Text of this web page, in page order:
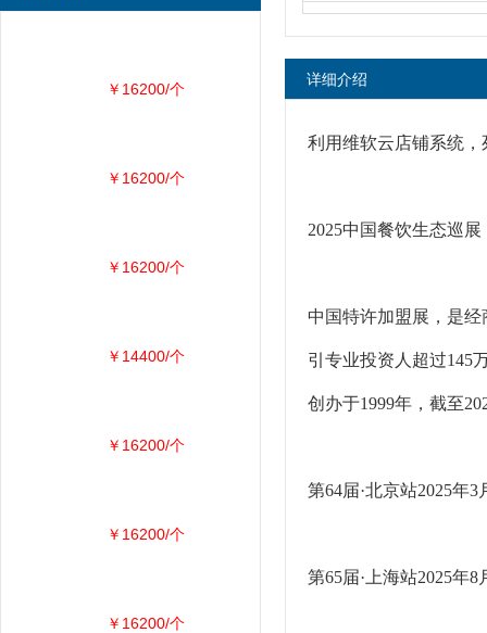
详细介绍
利用维软云店铺系统，
2025中国餐饮生态巡
中国特许加盟展，是
引专业投资人超过145
创办于1999年，截至
第64届·北京站2025
第65届·上海站2025
￥16200/个
￥16200/个
￥16200/个
￥14400/个
￥16200/个
￥16200/个
￥16200/个